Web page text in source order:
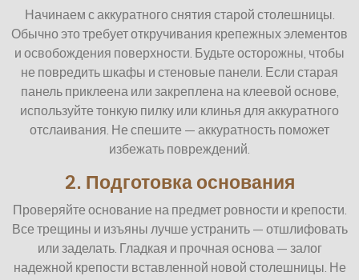
Начинаем с аккуратного снятия старой столешницы.
Обычно это требует откручивания крепежных элементов
и освобождения поверхности. Будьте осторожны, чтобы
не повредить шкафы и стеновые панели. Если старая
панель приклеена или закреплена на клеевой основе,
используйте тонкую пилку или клинья для аккуратного
отслаивания. Не спешите — аккуратность поможет
избежать повреждений.
2. Подготовка основания
Проверяйте основание на предмет ровности и крепости.
Все трещины и изъяны лучше устранить — отшлифовать
или заделать. Гладкая и прочная основа — залог
надежной крепости вставленной новой столешницы. Не